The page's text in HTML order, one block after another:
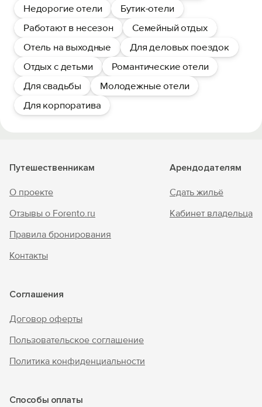
Недорогие отели
Бутик-отели
Работают в несезон
Семейный отдых
Отель на выходные
Для деловых поездок
Отдых с детьми
Романтические отели
Для свадьбы
Молодежные отели
Для корпоратива
Путешественникам
О проекте
Отзывы о Forento.ru
Правила бронирования
Контакты
Арендодателям
Сдать жильё
Кабинет владельца
Соглашения
Договор оферты
Пользовательское соглашение
Политика конфиденциальности
Способы оплаты